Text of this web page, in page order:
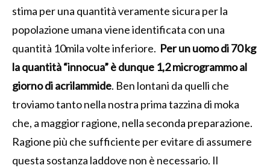
stima per una quantità veramente sicura per la
popolazione umana viene identificata con una
quantità 10mila volte inferiore. Per un uomo di 70 kg
la quantità “innocua” è dunque 1,2 microgrammo al
giorno di acrilammide. Ben lontani da quelli che
troviamo tanto nella nostra prima tazzina di moka
che, a maggior ragione, nella seconda preparazione.
Ragione più che sufficiente per evitare di assumere
questa sostanza laddove non è necessario. Il